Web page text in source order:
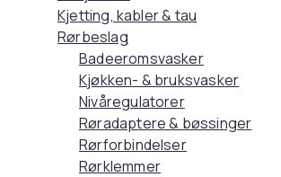
Kjetting, kabler & tau
Rørbeslag
Badeeromsvasker
Kjøkken- & bruksvasker
Nivåregulatorer
Røradaptere & bøssinger
Rørforbindelser
Rørklemmer